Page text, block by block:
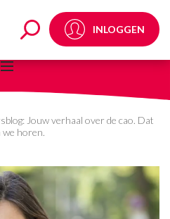
Jouw
INLOGGEN
Jouw verhaal over de cao. Dat
we horen.